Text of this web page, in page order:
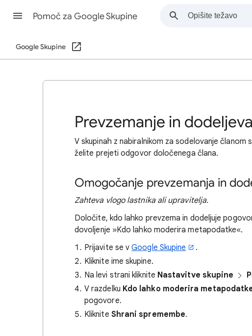
Pomoč za Google Skupine
Google Skupine
Prevzemanje in
V skupinah z nabiralnikom za sodelovanje
želite prejeti odgovor določenega člana.
Omogočanje prevzemanja in
Zahteva vlogo lastnika ali upravitelja.
Določite, kdo lahko prevzema in dodeljuje
dovoljenje »Kdo lahko moderira metapodatke«.
Prijavite se vGoogle Skupine
.
Kliknite ime skupine.
Na levi strani kliknite Nastavitve skupine
V razdelku Kdo lahko moderira
pogovore.
Kliknite Shrani spremembe.